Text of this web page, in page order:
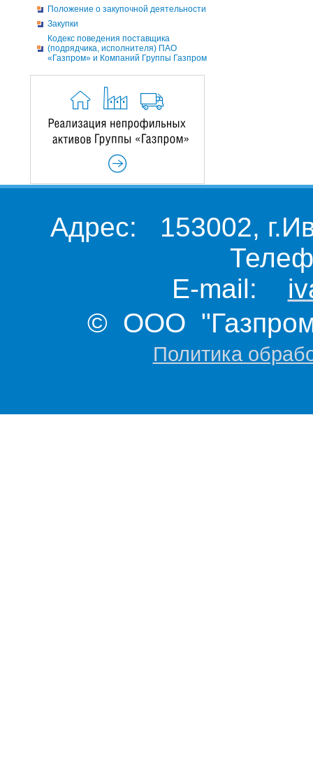
Положение о закупочной деятельности
Закупки
Кодекс поведения поставщика
(подрядчика, исполнителя) ПАО
«Газпром» и Компаний Группы Газпром
Адрес: 153002,
E-mail:
© ООО "Газпром
Политика